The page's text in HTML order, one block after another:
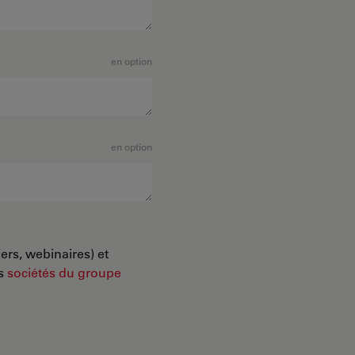
en option
en option
webinaires) et
sociétés du groupe